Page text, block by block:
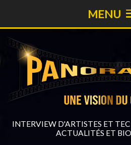
INTERVIEW D'ARTISTES ET
ACTUALITÉS ET
MENU